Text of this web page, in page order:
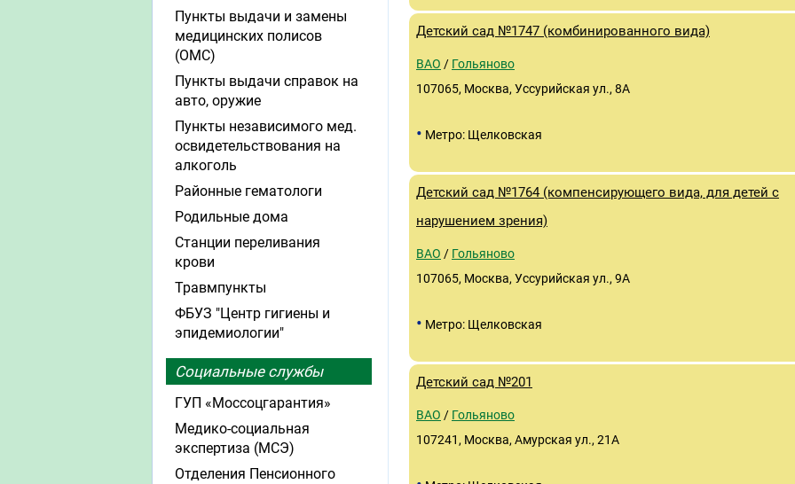
Детский сад №1747 (комбинированного вида)
ВАО / Гольяново
107065, Москва, Уссурийская ул., 8А
• Метро: Щелковская
Детский сад №1764 (компенсирующего вида, для детей с
нарушением зрения)
ВАО / Гольяново
107065, Москва, Уссурийская ул., 9А
• Метро: Щелковская
Детский сад №201
ВАО / Гольяново
107241, Москва, Амурская ул., 21А
Пункты выдачи и замены
медицинских полисов
(ОМС)
Пункты выдачи справок на
авто, оружие
Пункты независимого мед.
освидетельствования на
алкоголь
Районные гематологи
Родильные дома
Станции переливания
крови
Травмпункты
ФБУЗ "Центр гигиены и
эпидемиологии"
Социальные службы
ГУП «Моссоцгарантия»
Медико-социальная
экспертиза (МСЭ)
Отделения Пенсионного